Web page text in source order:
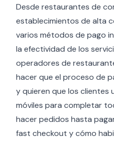
Desde restaurantes de
establecimientos de alta
varios métodos de pago
la efectividad de los
operadores de
hacer que el proceso de
y quieren que los clientes
móviles para completar
hacer pedidos hasta
fast checkout y cómo